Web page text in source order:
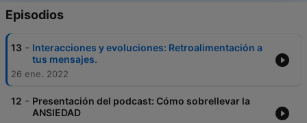
Episodios
13 - Interacciones y evoluciones: Retroalimentación a
tus mensajes.
26 ene. 2022
12 - Presentación del podcast: Cómo sobrellevar la
ANSIEDAD